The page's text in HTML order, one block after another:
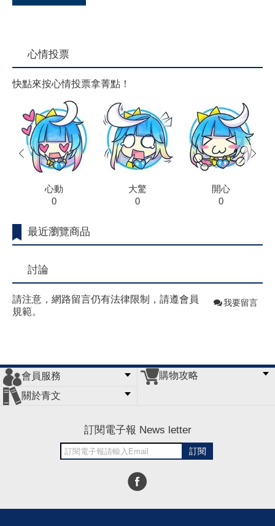
心情投票
快點來按心情投票拿菁點！
心動
0
大驚
0
開心
0
prev next
最近瀏覽商品
討論
請注意，網路留言仍有法律限制，請遵會員
規範。
我要留言
會員服務
會員辦法
客服信箱
隱私條款
網站導覽
購物攻略
關於青文
訂閱電子報 News letter
訂閱